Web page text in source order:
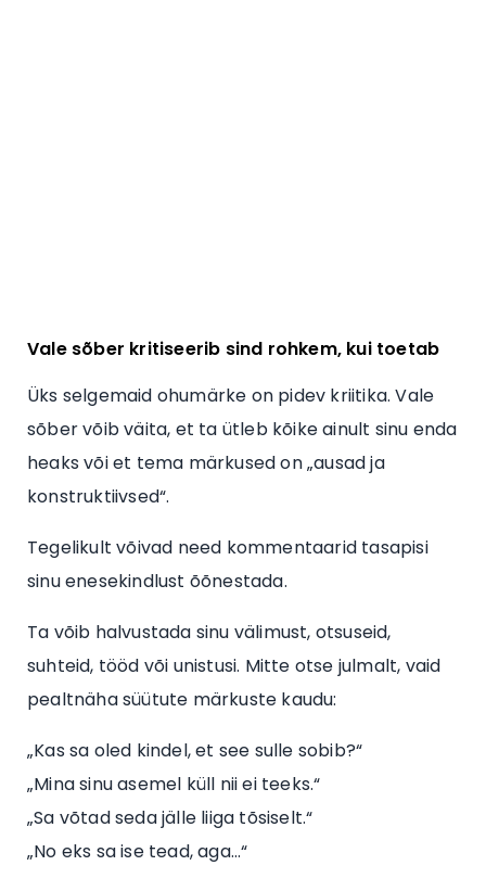
Vale sõber kritiseerib sind rohkem, kui toetab
Üks selgemaid ohumärke on pidev kriitika. Vale
sõber võib väita, et ta ütleb kõike ainult sinu enda
heaks või et tema märkused on „ausad ja
konstruktiivsed“.
Tegelikult võivad need kommentaarid tasapisi
sinu enesekindlust õõnestada.
Ta võib halvustada sinu välimust, otsuseid,
suhteid, tööd või unistusi. Mitte otse julmalt, vaid
pealtnäha süütute märkuste kaudu:
„Kas sa oled kindel, et see sulle sobib?“
„Mina sinu asemel küll nii ei teeks.“
„Sa võtad seda jälle liiga tõsiselt.“
„No eks sa ise tead, aga...“